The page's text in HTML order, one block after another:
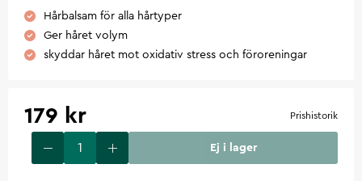
Hårbalsam för alla hårtyper
Ger håret volym
skyddar håret mot oxidativ stress och föroreningar
179 kr Prishistorik
Ej i lager